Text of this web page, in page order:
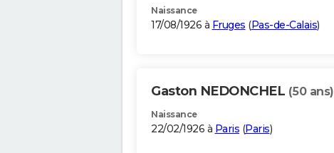
Naissance
17/08/1926 à Fruges (Pas-de-Calais)
Gaston NEDONCHEL (50 ans)
Naissance
22/02/1926 à Paris (Paris)